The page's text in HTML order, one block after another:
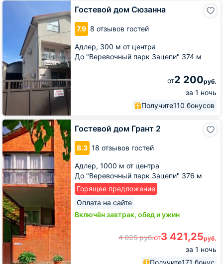
Гостевой дом Сюзанна
7.9 8 отзывов гостей
Адлер, 300 м от центра
До "Веревочный парк Зацепи" 374 м
от2 200руб.
за 1 ночь
Получите110 бонусов
Гостевой
Гостевой дом Грант 2
8.3 18 отзывов гостей
Адлер, 1000 м от центра
До "Веревочный парк Зацепи" 376 м
Горящее предложение
Оплата на сайте
Включён завтрак, обед и ужин
4 025руб.от3 421,25руб.
за 1 ночь
Получите171 бонус
Гостевой
дом
Грант
2